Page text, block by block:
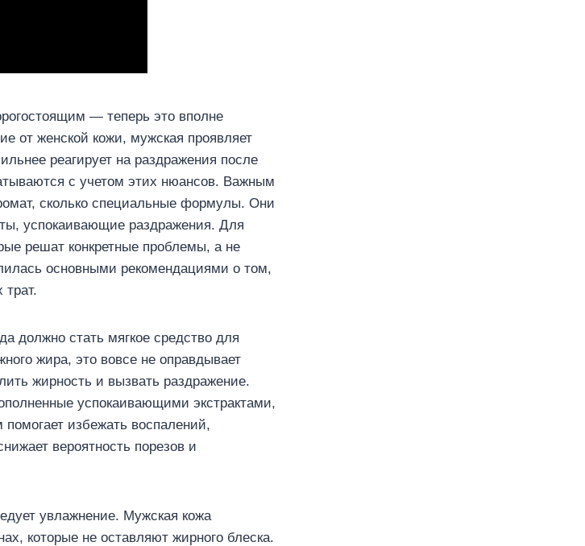
— теперь это вполне
от женской кожи, мужская проявляет
реагирует на раздражения после
с учетом этих нюансов. Важным
сколько специальные формулы. Они
успокаивающие раздражения. Для
решат конкретные проблемы, а не
основными рекомендациями о том,
должно стать мягкое средство для
жира, это вовсе не оправдывает
жирность и вызвать раздражение.
успокаивающими экстрактами,
избежать воспалений,
вероятность порезов и
увлажнение. Мужская кожа
которые не оставляют жирного блеска.